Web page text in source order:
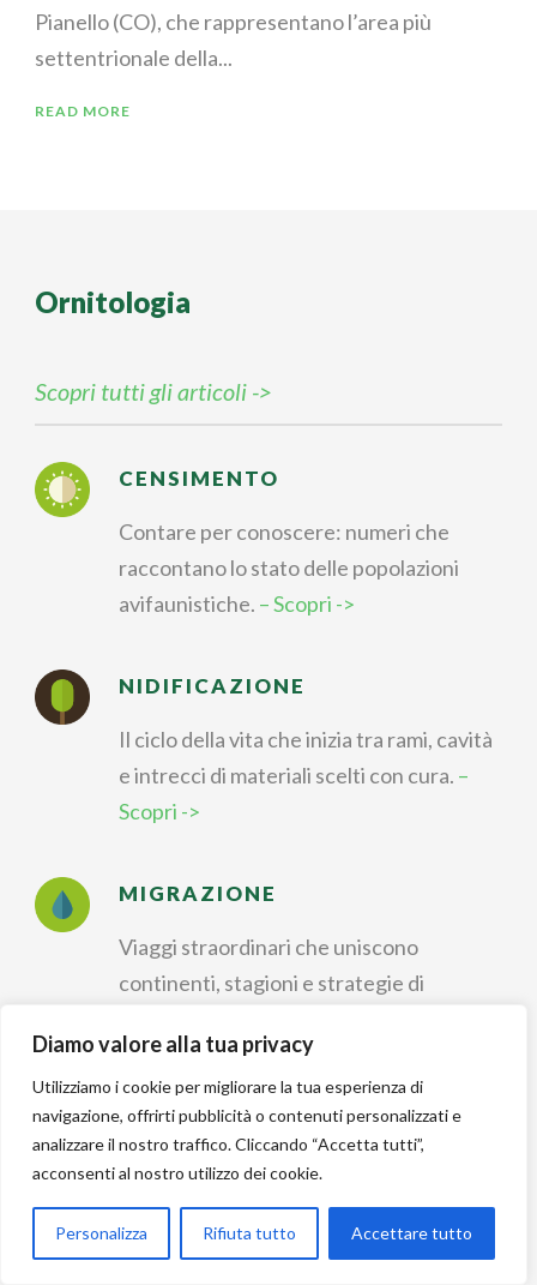
Diamo valore alla tua privacy
Utilizziamo i cookie per migliorare la tua esperienza di
navigazione, offrirti pubblicità o contenuti personalizzati e
analizzare il nostro traffico. Cliccando “Accetta tutti”,
acconsenti al nostro utilizzo dei cookie.
Personalizza Rifiuta tutto Accettare tutto
Pianello (CO), che rappresentano l’area più
settentrionale della...
READ MORE
Ornitologia
Scopri tutti gli articoli ->
CENSIMENTO
Contare per conoscere: numeri che
raccontano lo stato delle popolazioni
avifaunistiche. – Scopri ->
NIDIFICAZIONE
Il ciclo della vita che inizia tra rami, cavità
e intrecci di materiali scelti con cura. –
Scopri ->
MIGRAZIONE
Viaggi straordinari che uniscono
continenti, stagioni e strategie di
IDENTIFICAZIONE
Riconoscere forme, colori e canti per
incontro nella natura.
– Scopri ->